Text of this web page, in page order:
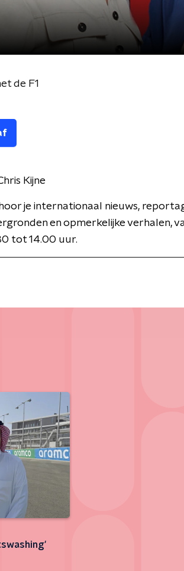
de F1
Kijne
je internationaal nieuws,
en opmerkelijke verhalen,
tot 14.00 uur.